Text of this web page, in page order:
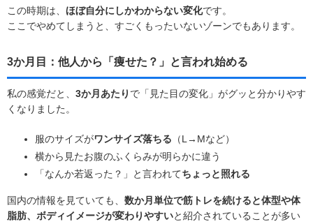
この時期は、 ほぼ自分にしかわからない変化です。
ここでやめてしまうと、すごくもったいないゾーンでもあります。
3か月目：他人から「痩せた？」と言われ始める
私の感覚だと、 3か月あたり で「見た目の変化」がグッと分かりやす
くなりました。
服のサイズがワンサイズ落ちる （L→Mなど）
横から見たお腹のふくらみが明らかに違う
「なんか若返った？」と言われてちょっと照れる
国内の情報を見ていても、 数か月単位で筋トレを続けると体型や体
脂肪、ボディイメージが変わりやすいと紹介されていることが多い